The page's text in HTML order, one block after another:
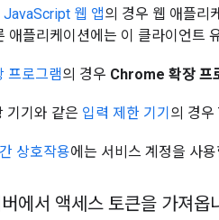
JavaScript 웹 앱의 경우 웹 애플리
애플리케이션에는 이 클라이언트
프로그램의 경우 Chrome 확장 프
기기와 같은 입력 제한 기기 의 경우
상호작용에는 서비스 계정을 사
에서 액세스 토큰을 가져옵